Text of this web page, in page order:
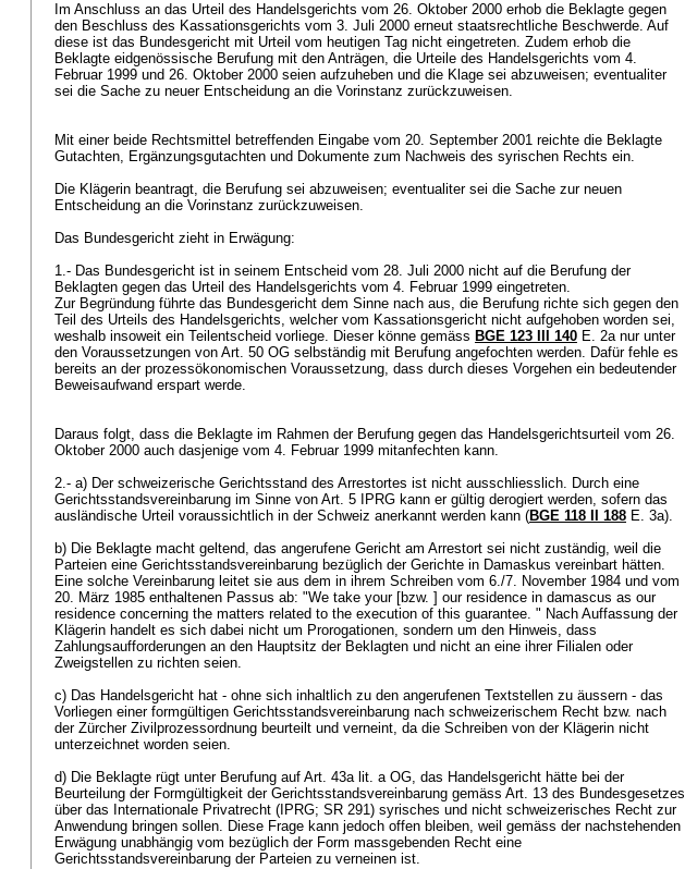
Im Anschluss an das Urteil des Handelsgerichts vom 26. Oktober 2000 erhob die Beklagte gegen
den Beschluss des Kassationsgerichts vom 3. Juli 2000 erneut staatsrechtliche Beschwerde. Auf
diese ist das Bundesgericht mit Urteil vom heutigen Tag nicht eingetreten. Zudem erhob die
Beklagte eidgenössische Berufung mit den Anträgen, die Urteile des Handelsgerichts vom 4.
Februar 1999 und 26. Oktober 2000 seien aufzuheben und die Klage sei abzuweisen; eventualiter
sei die Sache zu neuer Entscheidung an die Vorinstanz zurückzuweisen.
Mit einer beide Rechtsmittel betreffenden Eingabe vom 20. September 2001 reichte die Beklagte
Gutachten, Ergänzungsgutachten und Dokumente zum Nachweis des syrischen Rechts ein.
Die Klägerin beantragt, die Berufung sei abzuweisen; eventualiter sei die Sache zur neuen
Entscheidung an die Vorinstanz zurückzuweisen.
Das Bundesgericht zieht in Erwägung:
1.- Das Bundesgericht ist in seinem Entscheid vom 28. Juli 2000 nicht auf die Berufung der
Beklagten gegen das Urteil des Handelsgerichts vom 4. Februar 1999 eingetreten.
Zur Begründung führte das Bundesgericht dem Sinne nach aus, die Berufung richte sich gegen den
Teil des Urteils des Handelsgerichts, welcher vom Kassationsgericht nicht aufgehoben worden sei,
weshalb insoweit ein Teilentscheid vorliege. Dieser könne gemäss BGE 123 III 140 E. 2a nur unter
den Voraussetzungen von Art. 50 OG selbständig mit Berufung angefochten werden. Dafür fehle es
bereits an der prozessökonomischen Voraussetzung, dass durch dieses Vorgehen ein bedeutender
Beweisaufwand erspart werde.
Daraus folgt, dass die Beklagte im Rahmen der Berufung gegen das Handelsgerichtsurteil vom 26.
Oktober 2000 auch dasjenige vom 4. Februar 1999 mitanfechten kann.
2.- a) Der schweizerische Gerichtsstand des Arrestortes ist nicht ausschliesslich. Durch eine
Gerichtsstandsvereinbarung im Sinne von Art. 5 IPRG kann er gültig derogiert werden, sofern das
ausländische Urteil voraussichtlich in der Schweiz anerkannt werden kann (BGE 118 II 188 E. 3a).
b) Die Beklagte macht geltend, das angerufene Gericht am Arrestort sei nicht zuständig, weil die
Parteien eine Gerichtsstandsvereinbarung bezüglich der Gerichte in Damaskus vereinbart hätten.
Eine solche Vereinbarung leitet sie aus dem in ihrem Schreiben vom 6./7. November 1984 und vom
20. März 1985 enthaltenen Passus ab: "We take your [bzw. ] our residence in damascus as our
residence concerning the matters related to the execution of this guarantee. " Nach Auffassung der
Klägerin handelt es sich dabei nicht um Prorogationen, sondern um den Hinweis, dass
Zahlungsaufforderungen an den Hauptsitz der Beklagten und nicht an eine ihrer Filialen oder
Zweigstellen zu richten seien.
c) Das Handelsgericht hat - ohne sich inhaltlich zu den angerufenen Textstellen zu äussern - das
Vorliegen einer formgültigen Gerichtsstandsvereinbarung nach schweizerischem Recht bzw. nach
der Zürcher Zivilprozessordnung beurteilt und verneint, da die Schreiben von der Klägerin nicht
unterzeichnet worden seien.
d) Die Beklagte rügt unter Berufung auf Art. 43a lit. a OG, das Handelsgericht hätte bei der
Beurteilung der Formgültigkeit der Gerichtsstandsvereinbarung gemäss Art. 13 des Bundesgesetzes
über das Internationale Privatrecht (IPRG; SR 291) syrisches und nicht schweizerisches Recht zur
Anwendung bringen sollen. Diese Frage kann jedoch offen bleiben, weil gemäss der nachstehenden
Erwägung unabhängig vom bezüglich der Form massgebenden Recht eine
Gerichtsstandsvereinbarung der Parteien zu verneinen ist.